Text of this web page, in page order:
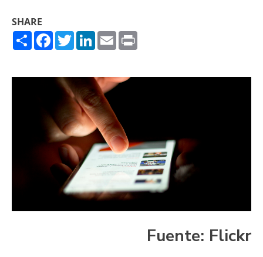
SHARE
ShareFacebook
TwitterLinkedIn
Email
Fuente: Flickr